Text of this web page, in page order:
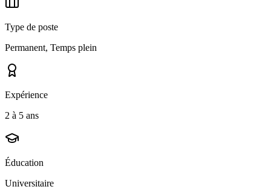
Type de poste
Permanent, Temps plein
Expérience
2 à 5 ans
Éducation
Universitaire